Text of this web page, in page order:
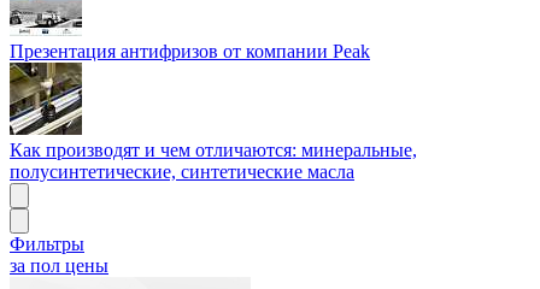
Презентация антифризов от компании Peak
Как производят и чем отличаются: минеральные,
полусинтетические, синтетические масла
Фильтры
за пол цены